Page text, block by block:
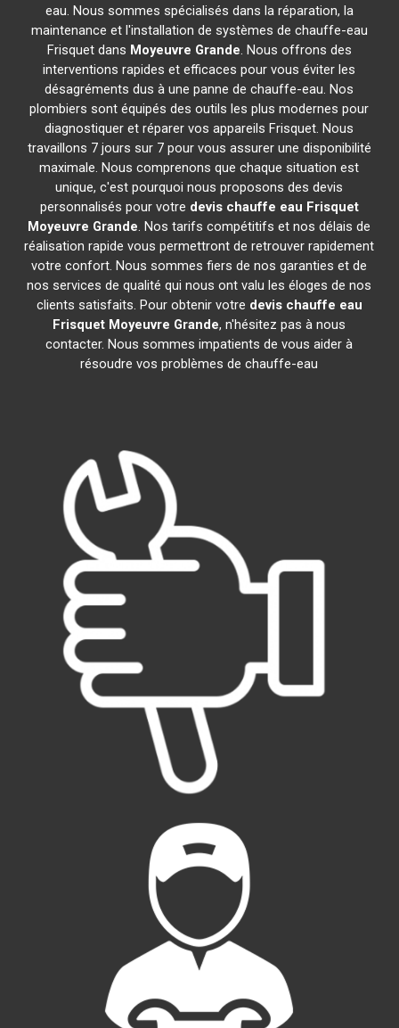
eau. Nous sommes spécialisés dans la réparation, la
maintenance et l'installation de systèmes de chauffe-eau
Frisquet dans Moyeuvre Grande. Nous offrons des
interventions rapides et efficaces pour vous éviter les
désagréments dus à une panne de chauffe-eau. Nos
plombiers sont équipés des outils les plus modernes pour
diagnostiquer et réparer vos appareils Frisquet. Nous
travaillons 7 jours sur 7 pour vous assurer une disponibilité
maximale. Nous comprenons que chaque situation est
unique, c'est pourquoi nous proposons des devis
personnalisés pour votre devis chauffe eau Frisquet
Moyeuvre Grande. Nos tarifs compétitifs et nos délais de
réalisation rapide vous permettront de retrouver rapidement
votre confort. Nous sommes fiers de nos garanties et de
nos services de qualité qui nous ont valu les éloges de nos
clients satisfaits. Pour obtenir votre devis chauffe eau
Frisquet Moyeuvre Grande, n'hésitez pas à nous
contacter. Nous sommes impatients de vous aider à
résoudre vos problèmes de chauffe-eau